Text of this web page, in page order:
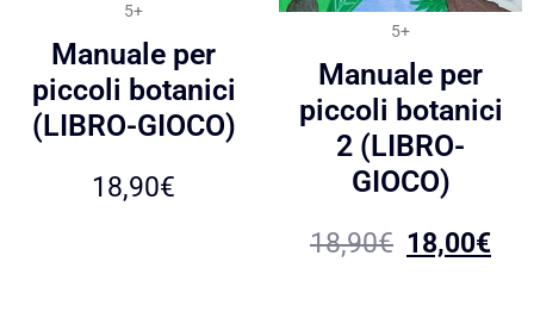
5+
Manuale per
piccoli botanici
(LIBRO-GIOCO)
18,90€
5+
Manuale per
piccoli botanici
2 (LIBRO-
GIOCO)
18,90€ 18,00€